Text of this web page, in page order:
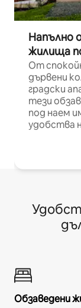
Напълно
жилища
От
дървени
градски
тези
под наем
удобства
Обзаведени